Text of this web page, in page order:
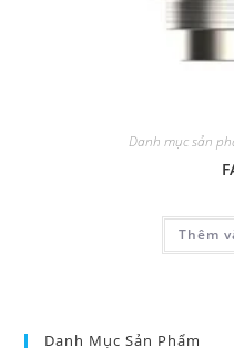
Danh mục sản
Thêm
Danh Mục Sản Phẩm